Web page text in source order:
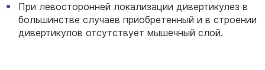
При левосторонней локализации дивертикулез в
большинстве случаев приобретенный и в строении
дивертикулов отсутствует мышечный слой.